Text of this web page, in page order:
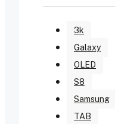
3k
Galaxy
OLED
S8
Samsung
TAB